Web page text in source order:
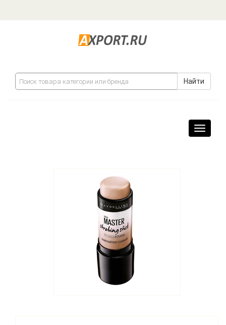
Найти